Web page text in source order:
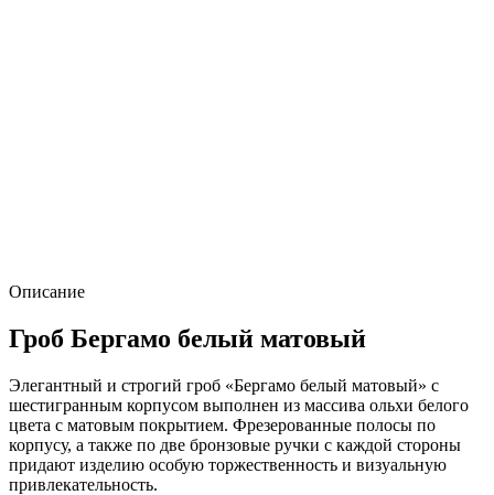
Описание
Гроб Бергамо белый матовый
Элегантный и строгий гроб «Бергамо белый матовый» с
шестигранным корпусом выполнен из массива ольхи белого
цвета с матовым покрытием. Фрезерованные полосы по
корпусу, а также по две бронзовые ручки с каждой стороны
придают изделию особую торжественность и визуальную
привлекательность.